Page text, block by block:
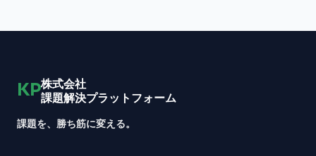
KP株式会社
課題解決プラットフォーム
課題を、勝ち筋に変える。